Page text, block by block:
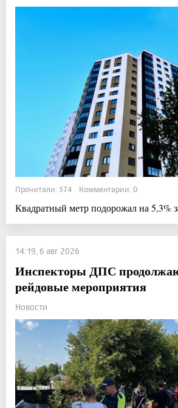
Прочитали: 574 Комментарии: 0
Квадратный метр подорожал на 5,3%
14:19, 6 авг 2026
Инспекторы ДПС
рейдовые мероприятия
Новости